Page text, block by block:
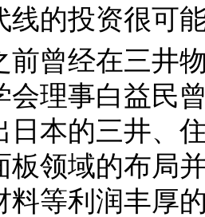
线的投资很可
经在三井物
会理事白益民
日本的三井、
板领域的布局
料等利润丰厚